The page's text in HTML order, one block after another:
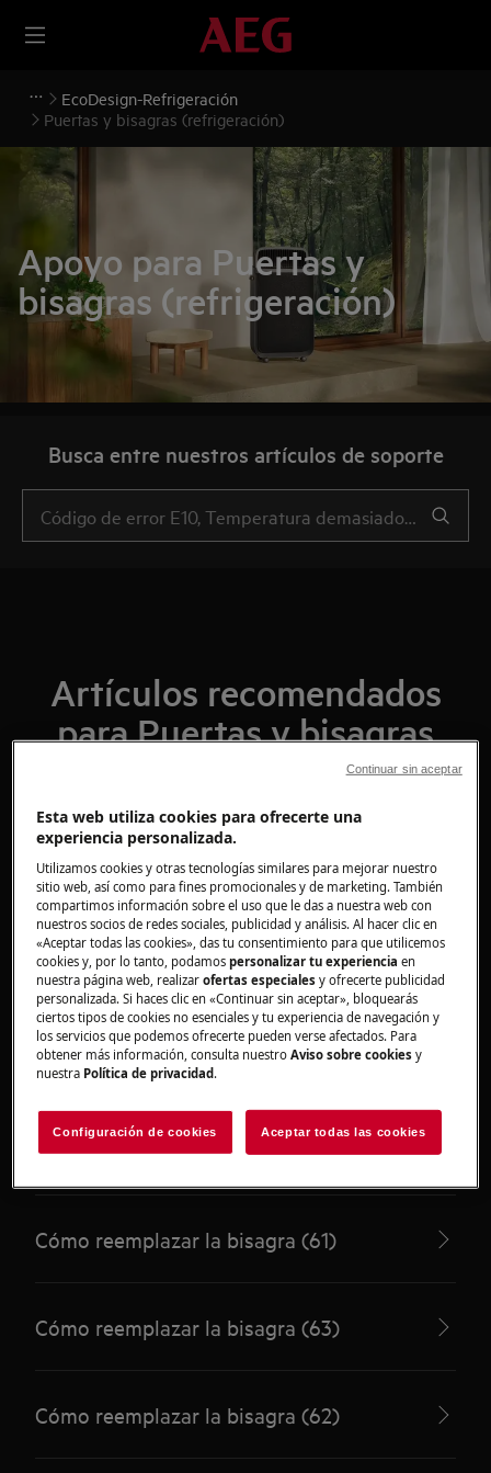
EcoDesign-Refrigeración
Puertas y bisagras (refrigeración)
Apoyo para Puertas y
bisagras (refrigeración)
Busca entre nuestros artículos de soporte
Artículos recomendados
para Puertas y bisagras
(refrigeración)
Cómo reemplazar la bisagra (2)
Cómo reemplazar la bisagra (65)
Cómo reemplazar la bisagra (64)
Cómo reemplazar la bisagra (66)
Cómo reemplazar la bisagra (61)
Cómo reemplazar la bisagra (63)
Cómo reemplazar la bisagra (62)
Esta web utiliza cookies para ofrecerte una
experiencia personalizada.
Utilizamos cookies y otras tecnologías similares para mejorar nuestro
sitio web, así como para fines promocionales y de marketing. También
compartimos información sobre el uso que le das a nuestra web con
nuestros socios de redes sociales, publicidad y análisis. Al hacer clic en
«Aceptar todas las cookies», das tu consentimiento para que utilicemos
cookies y, por lo tanto, podamospersonalizar tu experienciaen
nuestra página web, realizarofertas especiales y ofrecerte publicidad
personalizada. Si haces clic en «Continuar sin aceptar», bloquearás
ciertos tipos de cookies no esenciales y tu experiencia de navegación y
los servicios que podemos ofrecerte pueden verse afectados. Para
obtener más información, consulta nuestroAviso sobre cookies y
nuestra Política de privacidad .
Configuración de cookies Aceptar todas las cookies
Continuar sin aceptar